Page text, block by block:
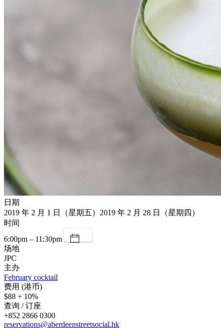
日期
2019 年 2 月 1 日（星期五）2019 年 2 月 28 日（星期四）
时间
6:00pm – 11:30pm
场地
JPC
主办
February cocktail
费用 (港币)
$88 + 10%
查询 / 订座
+852 2866 0300
reservations@aberdeenstreetsocial.hk